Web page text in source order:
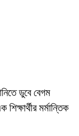
ডুবে বেগম
মর্মান্তিক